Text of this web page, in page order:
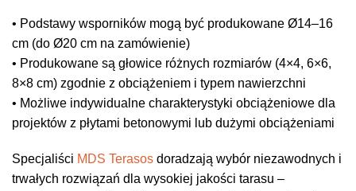
• Podstawy wsporników mogą być produkowane Ø14–16
cm (do Ø20 cm na zamówienie)
• Produkowane są głowice różnych rozmiarów (4×4, 6×6,
8×8 cm) zgodnie z obciążeniem i typem nawierzchni
• Możliwe indywidualne charakterystyki obciążeniowe dla
projektów z płytami betonowymi lub dużymi obciążeniami
Specjaliści MDS Terasos doradzają wybór niezawodnych i
trwałych rozwiązań dla wysokiej jakości tarasu –